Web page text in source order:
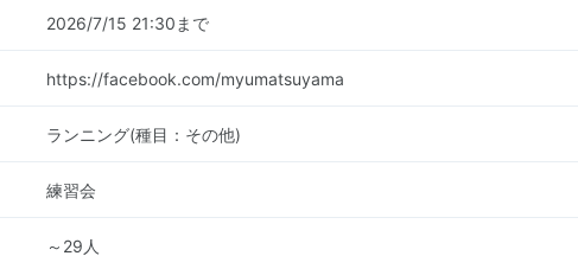
2026/7/15 21:30まで
https://facebook.com/myumatsuyama
ランニング(種目：その他)
練習会
～29人